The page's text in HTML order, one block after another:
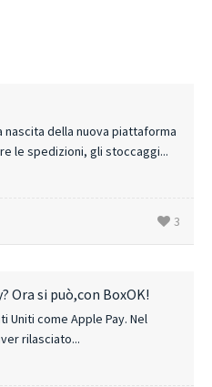
nascita della nuova piattaforma
le spedizioni, gli stoccaggi...
3
Ora si può,con BoxOK!
Uniti come Apple Pay. Nel
rilasciato...